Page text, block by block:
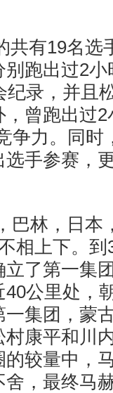
共有19名选
跑出过2
录，并且
曾跑出过
争力。同时
手参赛，
巴林，日本
相上下。
了第一集
公里处，
集团，蒙
康平和川
较量中，
，最终马